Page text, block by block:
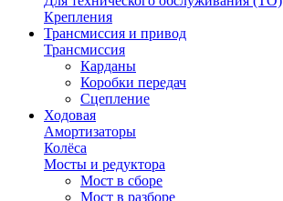
Крепления
Трансмиссия и привод
Трансмиссия
Карданы
Коробки передач
Сцепление
Ходовая
Амортизаторы
Колёса
Мосты и редуктора
Мост в сборе
Мост в разборе